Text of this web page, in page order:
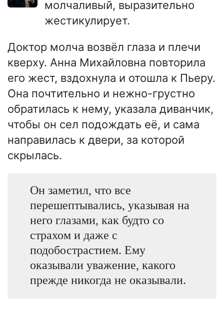
молчаливый, выразительно
жестикулирует.
Доктор молча возвёл глаза и плечи
кверху. Анна Михайловна повторила
его жест, вздохнула и отошла к Пьеру.
Она почтительно и нежно-грустно
обратилась к нему, указала диванчик,
чтобы он сел подождать её, и сама
направилась к двери, за которой
скрылась.
Он заметил, что все
перешептывались, указывая на
него глазами, как будто со
страхом и даже с
подобострастием. Ему
оказывали уважение, какого
прежде никогда не оказывали.